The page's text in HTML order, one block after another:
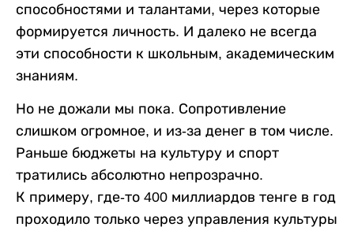
способностями и талантами, через которые
формируется личность. И далеко не всегда
эти способности к школьным, академическим
знаниям.
Но не дожали мы пока. Сопротивление
слишком огромное, и из-за денег в том числе.
Раньше бюджеты на культуру и спорт
тратились абсолютно непрозрачно.
К примеру, где-то 400 миллиардов тенге в год
проходило только через управления культуры